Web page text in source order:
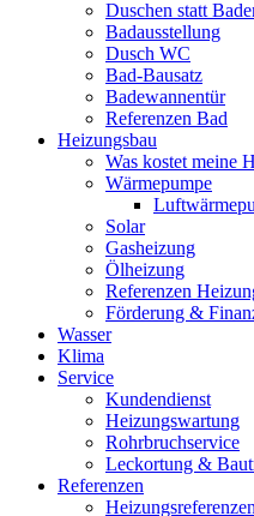
Duschen statt
Badausstellung
Dusch WC
Bad-Bausatz
Badewannentür
Referenzen Bad
Heizungsbau
Was kostet meine
Wärmepumpe
Solar
Gasheizung
Ölheizung
Referenzen
Förderung &
Wasser
Klima
Service
Kundendienst
Heizungswartung
Rohrbruchservice
Leckortung &
Referenzen
Heizungsreferenzen